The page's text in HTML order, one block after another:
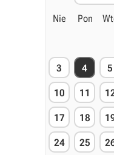
Nie Pon
3 4 5
10 11
17 18
24 25